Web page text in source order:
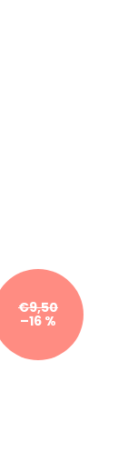
€9,50
–16 %